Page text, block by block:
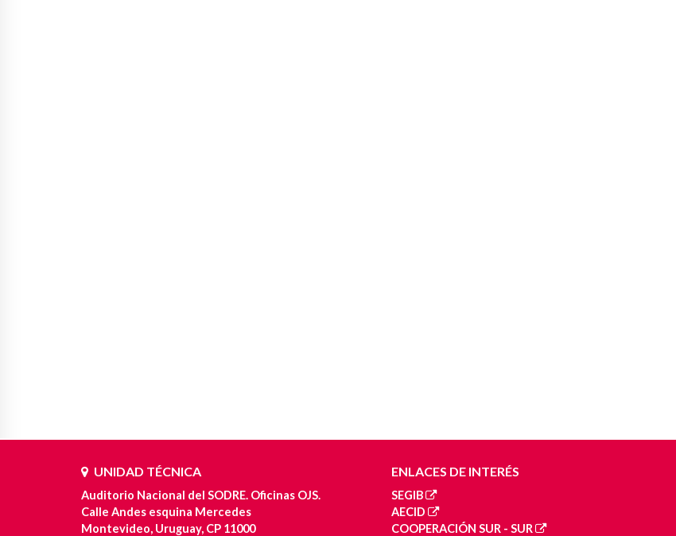
UNIDAD TÉCNICA
Auditorio Nacional del SODRE. Oficinas OJS.
Calle Andes esquina Mercedes
Montevideo, Uruguay, CP 11000
ENLACES DE INTERÉS
SEGIB
AECID
COOPERACIÓN SUR - SUR